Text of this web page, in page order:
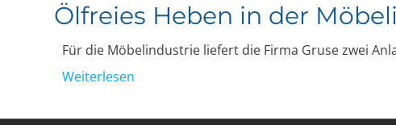
Ölfreies Heben in der
Für die Möbelindustrie liefert die Firma Gruse zwei
Weiterlesen